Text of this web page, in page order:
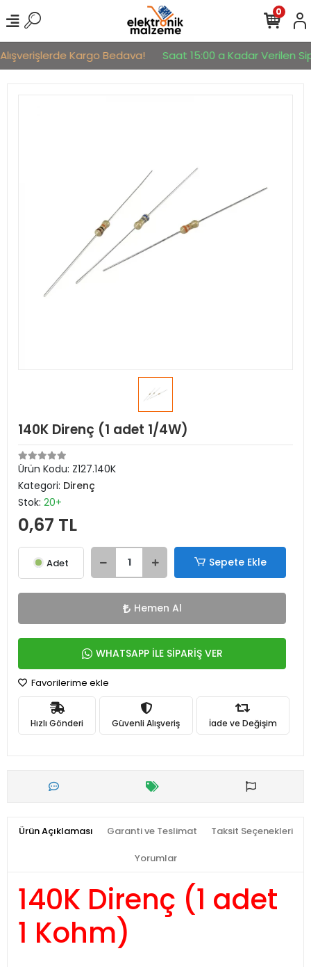
Kargo Bedava! Saat 15:00 a Kadar Verilen
0
140K Direnç (1 adet 1/4W)
Ürün Kodu: Z127.140K
Kategori: Direnç
Stok: 20+
0,67 TL
Adet Sepete Ekle
Hemen Al
WHATSAPP İLE SİPARİŞ VER
Favorilerime ekle
Hızlı Gönderi Güvenli Alışveriş İade ve Değişim
Ürün Açıklaması Garanti ve Teslimat Taksit Seçenekleri
Yorumlar
140K Direnç (1 adet
1 Kohm)